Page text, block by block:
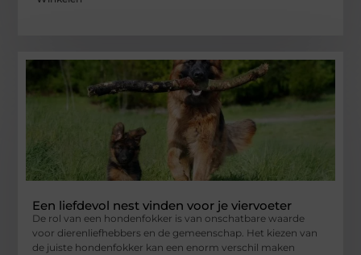
Een liefdevol nest vinden voor je viervoeter
De rol van een hondenfokker is van onschatbare waarde
voor dierenliefhebbers en de gemeenschap. Het kiezen van
de juiste hondenfokker kan een enorm verschil maken